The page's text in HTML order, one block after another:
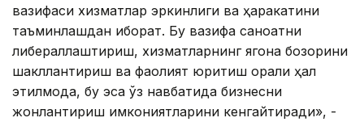
вазифаси хизматлар эркинлиги ва ҳаракатини
таъминлашдан иборат. Бу вазифа саноатни
либераллаштириш, хизматларнинг ягона бозорини
шакллантириш ва фаолият юритиш орқали ҳал
этилмоқда, бу эса ўз навбатида бизнесни
жонлантириш имкониятларини кенгайтиради», -